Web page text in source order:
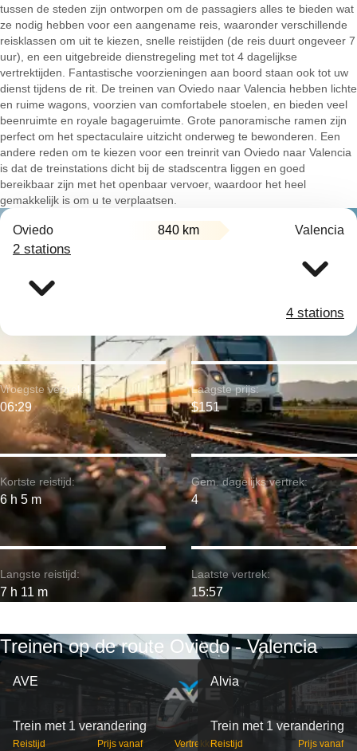
tussen de steden zijn ontworpen om de passagiers alles te bieden wat
ze nodig hebben voor een aangename reis, waaronder verschillende
reisklassen om uit te kiezen, snelle reistijden (de reis duurt ongeveer 7
uur), en een uitgebreide dienstregeling met tot 4 dagelijkse
vertrektijden. Fantastische voorzieningen aan boord staan ook tot uw
dienst tijdens de rit. De treinen van Oviedo naar Valencia hebben lichte
en ruime wagons, voorzien van comfortabele stoelen, en bieden veel
beenruimte en royale bagageruimte. Grote panoramische ramen zijn
perfect om het spectaculaire uitzicht onderweg te bewonderen. Een
andere reden om te kiezen voor een treinrit van Oviedo naar Valencia
is dat de treinstations dicht bij de stadscentra liggen en goed
bereikbaar zijn met het openbaar vervoer, waardoor het heel
gemakkelijk is om u te verplaatsen.
Oviedo 840 km Valencia
2 stations
4 stations
Kortste reistijd:
6 h 5 m
Vroegste vertrek:
06:29
Langste reistijd:
7 h 11 m
Laagste prijs:
$151
Gem. dagelijks vertrek:
4
Laatste vertrek:
15:57
Treinen op de route Oviedo - Valencia
AVE
Trein met 1 verandering
Reistijd Prijs vanaf Vertrekken
Alvia
Trein met 1 verandering
Reistijd Prijs vanaf